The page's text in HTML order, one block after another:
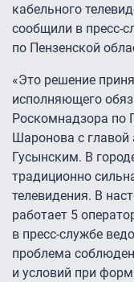
кабельного
сообщили в пресс-
по Пензенской
«Это решение
исполняющего
Роскомнадзора по
Шаронова с
Гусынским. В
традиционно
телевидения. В
работает 5
в пресс-службе
проблема
и условий при